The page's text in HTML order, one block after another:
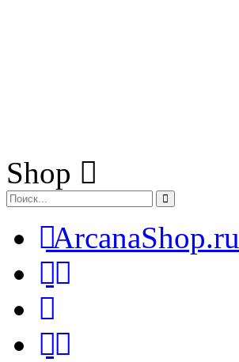
Shop
ArcanaShop.ru